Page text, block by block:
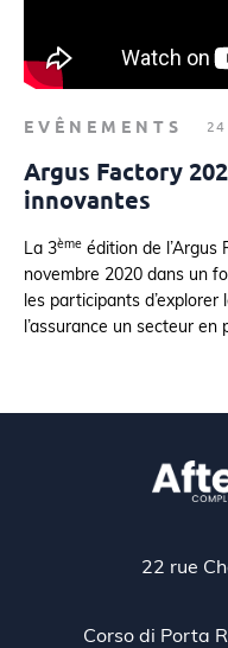
EVÊNEMENTS
Argus Factory
innovantes
La 3ème édition de l’Argus
novembre 2020 dans un
les participants
l’assurance un secteur
22 rue
Corso di Porta